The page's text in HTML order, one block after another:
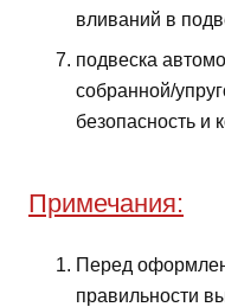
вливаний в
подвеска
собранной/
безопасность и
Примечания:
Перед
правильности